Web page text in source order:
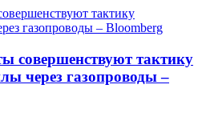
совершенствуют тактику
через газопроводы –